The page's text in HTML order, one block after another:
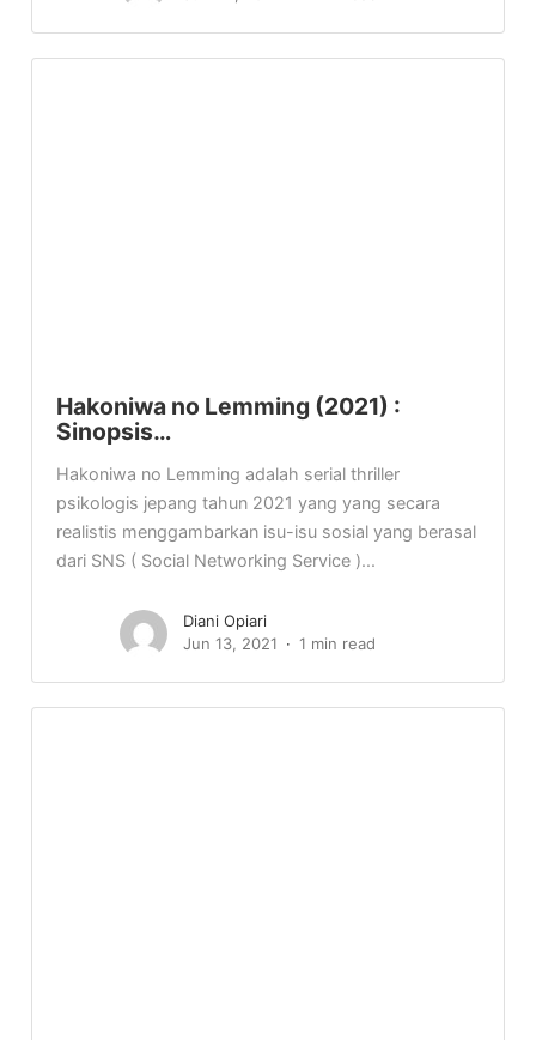
Hakoniwa no Lemming (2021) :
Sinopsis…
Hakoniwa no Lemming adalah serial thriller
psikologis jepang tahun 2021 yang yang secara
realistis menggambarkan isu-isu sosial yang berasal
dari SNS ( Social Networking Service )...
Diani Opiari
Jun 13, 2021
1 min read